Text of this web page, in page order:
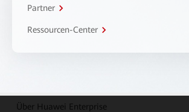
Partner
Ressourcen-Center
Über Huawei Enterprise